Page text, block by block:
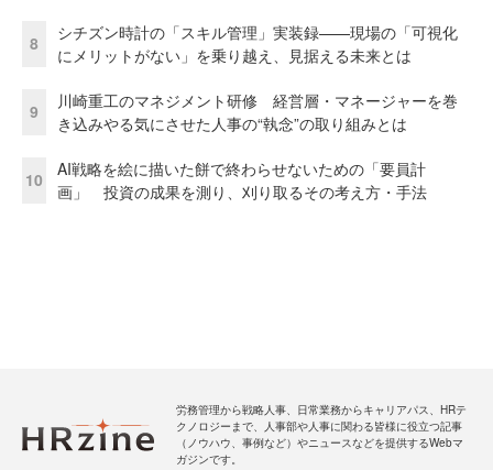
8
シチズン時計の「スキル管理」実装録——現場の「可視化
にメリットがない」を乗り越え、見据える未来とは
9
川崎重工のマネジメント研修 経営層・マネージャーを巻
き込みやる気にさせた人事の“執念”の取り組みとは
10
AI戦略を絵に描いた餅で終わらせないための「要員計
画」 投資の成果を測り、刈り取るその考え方・手法
労務管理から戦略人事、日常業務からキャリアパス、HRテ
クノロジーまで、人事部や人事に関わる皆様に役立つ記事
（ノウハウ、事例など）やニュースなどを提供するWebマ
ガジンです。